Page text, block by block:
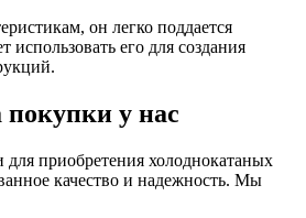
он легко поддается
использовать его для создания
у нас
приобретения холоднокатаных
качество и надежность. Мы